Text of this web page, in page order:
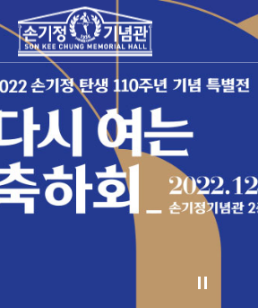
검색
모바일 메뉴 오픈